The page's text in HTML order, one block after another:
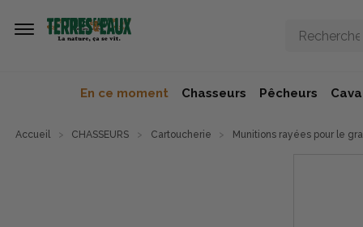
En ce moment Chasseurs Pêcheurs
Accueil CHASSEURS Cartoucherie Munitions rayées pour le